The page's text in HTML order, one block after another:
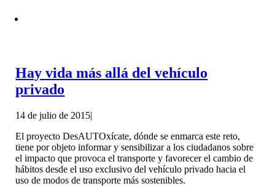
Hay vida más allá del vehículo
privado
14 de julio de 2015|
El proyecto DesAUTOxícate, dónde se enmarca este reto,
tiene por objeto informar y sensibilizar a los ciudadanos sobre
el impacto que provoca el transporte y favorecer el cambio de
hábitos desde el uso exclusivo del vehículo privado hacia el
uso de modos de transporte más sostenibles.